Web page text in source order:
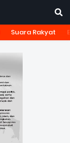
Suara Rakyat